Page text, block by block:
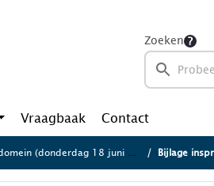
Zoeken
Vraagbaak Contact
(donderdag 18 juni 2026) Bijlage